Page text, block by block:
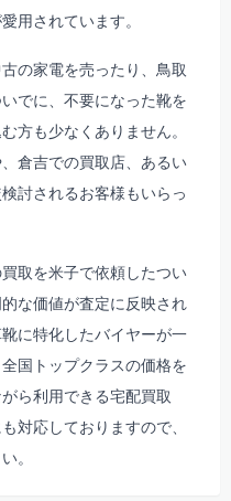
用されています。
の家電を売ったり、鳥取
でに、不要になった靴を
方も少なくありません。
倉吉での買取店、あるい
討されるお客様もいらっ
取を米子で依頼したつい
な価値が査定に反映され
に特化したバイヤーが一
国トップクラスの価格を
ら利用できる宅配買取
対応しておりますので、
。